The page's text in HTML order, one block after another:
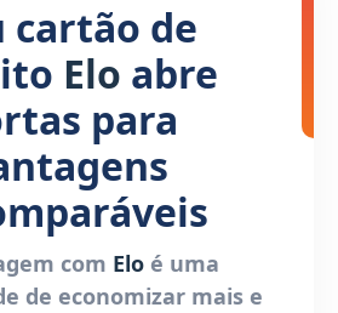
cartão de
Elo abre
para
com Eloé uma
de economizar mais e